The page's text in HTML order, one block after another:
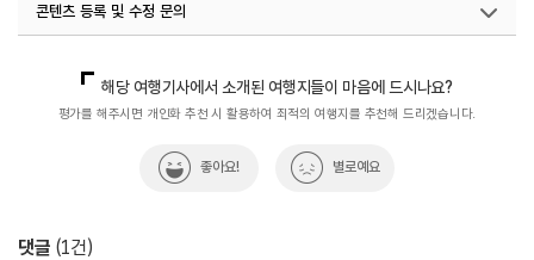
콘텐츠 등록 및 수정 문의
해당 여행기사에서 소개된 여행지들이 마음에 드시나요?
평가를 해주시면 개인화 추천 시 활용하여 최적의 여행지를 추천해 드리겠습니다.
좋아요! 별로예요
댓글 (1건)